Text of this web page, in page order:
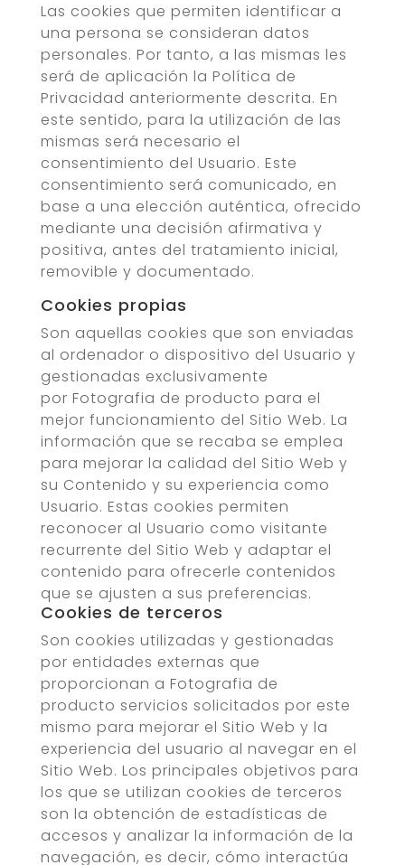
Las cookies que permiten identificar a
una persona se consideran datos
personales. Por tanto, a las mismas les
será de aplicación la Política de
Privacidad anteriormente descrita. En
este sentido, para la utilización de las
mismas será necesario el
consentimiento del Usuario. Este
consentimiento será comunicado, en
base a una elección auténtica, ofrecido
mediante una decisión afirmativa y
positiva, antes del tratamiento inicial,
removible y documentado.
Cookies propias
Son aquellas cookies que son enviadas
al ordenador o dispositivo del Usuario y
gestionadas exclusivamente
por Fotografia de producto para el
mejor funcionamiento del Sitio Web. La
información que se recaba se emplea
para mejorar la calidad del Sitio Web y
su Contenido y su experiencia como
Usuario. Estas cookies permiten
reconocer al Usuario como visitante
recurrente del Sitio Web y adaptar el
contenido para ofrecerle contenidos
que se ajusten a sus preferencias.
Cookies de terceros
Son cookies utilizadas y gestionadas
por entidades externas que
proporcionan a Fotografia de
producto servicios solicitados por este
mismo para mejorar el Sitio Web y la
experiencia del usuario al navegar en el
Sitio Web. Los principales objetivos para
los que se utilizan cookies de terceros
son la obtención de estadísticas de
accesos y analizar la información de la
navegación, es decir, cómo interactúa